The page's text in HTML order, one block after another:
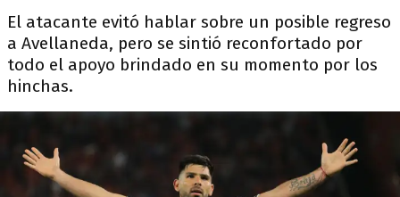
El atacante evitó hablar sobre un posible regreso
a Avellaneda, pero se sintió reconfortado por
todo el apoyo brindado en su momento por los
hinchas.